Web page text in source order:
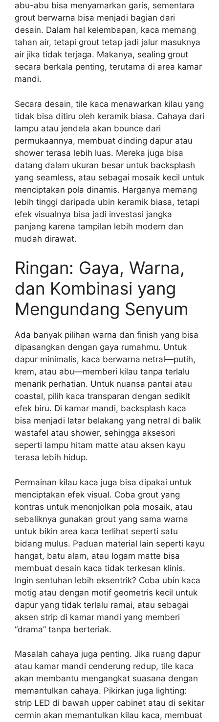
abu-abu bisa menyamarkan garis, sementara
grout berwarna bisa menjadi bagian dari
desain. Dalam hal kelembapan, kaca memang
tahan air, tetapi grout tetap jadi jalur masuknya
air jika tidak terjaga. Makanya, sealing grout
secara berkala penting, terutama di area kamar
mandi.
Secara desain, tile kaca menawarkan kilau yang
tidak bisa ditiru oleh keramik biasa. Cahaya dari
lampu atau jendela akan bounce dari
permukaannya, membuat dinding dapur atau
shower terasa lebih luas. Mereka juga bisa
datang dalam ukuran besar untuk backsplash
yang seamless, atau sebagai mosaik kecil untuk
menciptakan pola dinamis. Harganya memang
lebih tinggi daripada ubin keramik biasa, tetapi
efek visualnya bisa jadi investasi jangka
panjang karena tampilan lebih modern dan
mudah dirawat.
Ringan: Gaya, Warna,
dan Kombinasi yang
Mengundang Senyum
Ada banyak pilihan warna dan finish yang bisa
dipasangkan dengan gaya rumahmu. Untuk
dapur minimalis, kaca berwarna netral—putih,
krem, atau abu—memberi kilau tanpa terlalu
menarik perhatian. Untuk nuansa pantai atau
coastal, pilih kaca transparan dengan sedikit
efek biru. Di kamar mandi, backsplash kaca
bisa menjadi latar belakang yang netral di balik
wastafel atau shower, sehingga aksesori
seperti lampu hitam matte atau aksen kayu
terasa lebih hidup.
Permainan kilau kaca juga bisa dipakai untuk
menciptakan efek visual. Coba grout yang
kontras untuk menonjolkan pola mosaik, atau
sebaliknya gunakan grout yang sama warna
untuk bikin area kaca terlihat seperti satu
bidang mulus. Paduan material lain seperti kayu
hangat, batu alam, atau logam matte bisa
membuat desain kaca tidak terkesan klinis.
Ingin sentuhan lebih eksentrik? Coba ubin kaca
motig atau dengan motif geometris kecil untuk
dapur yang tidak terlalu ramai, atau sebagai
aksen strip di kamar mandi yang memberi
“drama” tanpa berteriak.
Masalah cahaya juga penting. Jika ruang dapur
atau kamar mandi cenderung redup, tile kaca
akan membantu mengangkat suasana dengan
memantulkan cahaya. Pikirkan juga lighting:
strip LED di bawah upper cabinet atau di sekitar
cermin akan memantulkan kilau kaca, membuat